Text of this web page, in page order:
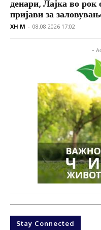
денари, Лајка во
пријави за
XH M - 08.08.2026 17:02
-
Stay Connected